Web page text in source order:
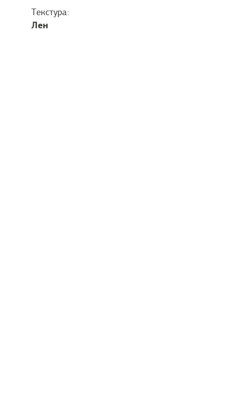
Текстура:
Лен